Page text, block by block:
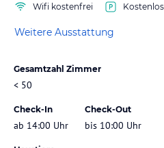
Wifi kostenfrei
Weitere Ausstattung
Gesamtzahl Zimmer
< 50
Check-In
ab 14:00 Uhr
Check-Out
bis 10:00 Uhr